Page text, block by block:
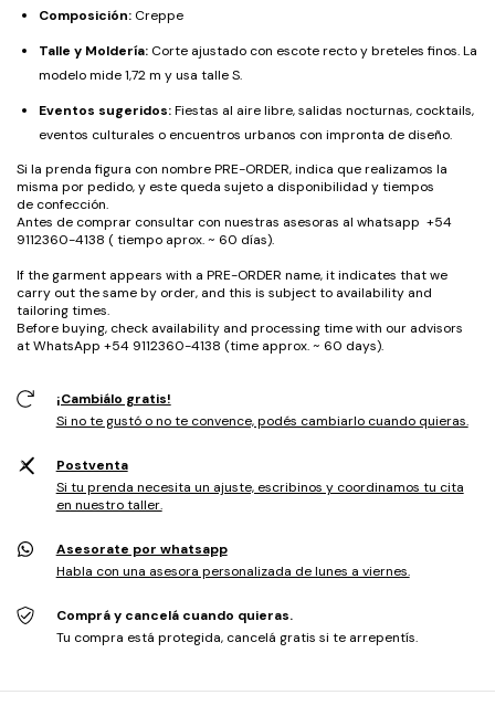
Composición: Creppe
Talle y Moldería: Corte ajustado con escote recto y breteles finos. La
modelo mide 1,72 m y usa talle S.
Eventos sugeridos:Fiestas al aire libre, salidas nocturnas, cocktails,
eventos culturales o encuentros urbanos con impronta de diseño.
Si la prenda figura con nombre PRE-ORDER, indica que realizamos la
misma por pedido, y este queda sujeto a disponibilidad y tiempos
de confección.
Antes de comprar consultar con nuestras asesoras al whatsapp +54
9112360-4138 ( tiempo aprox. ~ 60 días).
If the garment appears with a PRE-ORDER name, it indicates that we
carry out the same by order, and this is subject to availability and
tailoring times.
Before buying, check availability and processing time with our advisors
at WhatsApp +54 9112360-4138 (time approx. ~ 60 days).
¡Cambiálo gratis!
Si no te gustó o no te convence, podés cambiarlo cuando quieras.
Postventa
Si tu prenda necesita un ajuste, escribinos y coordinamos tu cita
en nuestro taller.
Asesorate por whatsapp
Habla con una asesora personalizada de lunes a viernes.
Comprá y cancelá cuando quieras.
Tu compra está protegida, cancelá gratis si te arrepentís.